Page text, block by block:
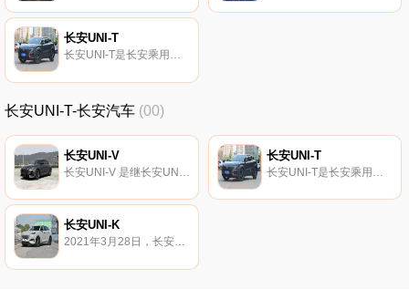
长安UNI-T
长安UNI-T是长安乘用车高端产品序列——UNI旗下首款车型 基于长安汽车全新架构打造 并采用全新无……
长安UNI-T-长安汽车 (00)
长安UNI-V 长安UNI-T
长安UNI-K
2021年3月28日，长安乘用车高端产品序列旗舰车型UNI-K正式上市，共推出4款车型，售价为15.